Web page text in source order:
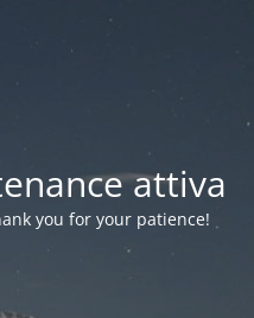
attiva
you for your patience!